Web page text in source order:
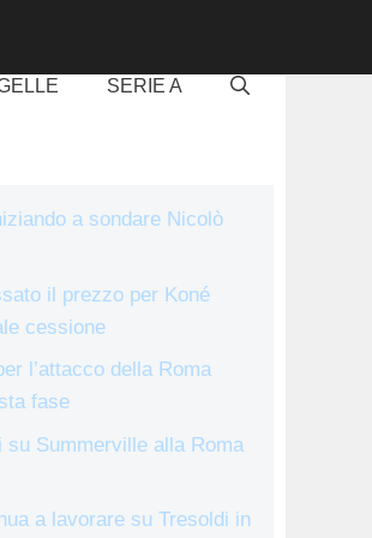
SERIE A
a sondare Nicolò
il prezzo per Koné
cessione
l’attacco della Roma
fase
su Summerville alla Roma
a lavorare su Tresoldi in